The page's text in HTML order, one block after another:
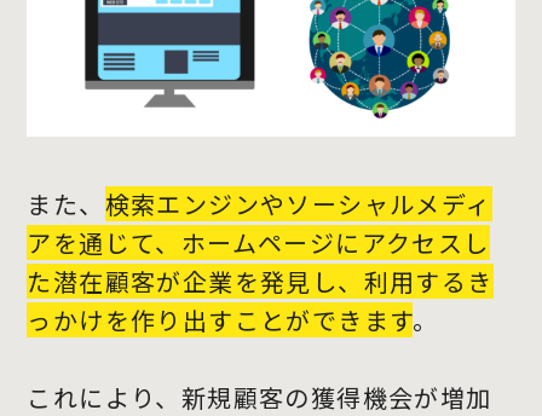
また、 検索エンジンやソーシャルメディ
アを通じて、ホームページにアクセスし
た潜在顧客が企業を発見し、利用するき
っかけを作り出すことができます。
これにより、新規顧客の獲得機会が増加